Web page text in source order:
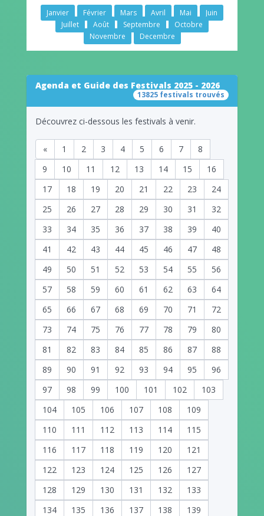
Janvier Février Mars Avril Mai
Juin
Juillet
Août Septembre
Octobre
Novembre
Decembre
Agenda et Guide des Festivals 2025 - 2026
13825 festivals trouvés
Découvrez ci-dessous les festivals à venir.
« 1 2 3 4 5 6 7
8
9
10 11 12 13 14 15
16
17
18 19 20 21 22 23
24
25
26 27 28 29 30 31
32
33
34 35 36 37 38 39
40
41
42 43 44 45 46 47
48
49
50 51 52 53 54 55
56
57
58 59 60 61 62 63
64
65
66 67 68 69 70 71
72
73
74 75 76 77 78 79
80
81
82 83 84 85 86 87
88
89
90 91 92 93 94 95
96
97
98 99 100 101 102
103
104
105 106 107 108
109
110
111 112 113 114
115
116
117 118 119 120
121
122
123 124 125 126
127
128
129 130 131 132
133
134
135 136 137 138
139